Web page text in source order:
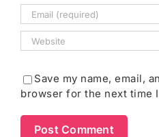
Save my name, email,
browser for the next time